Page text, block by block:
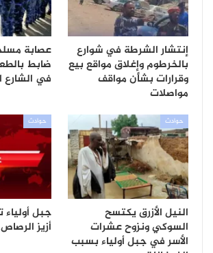
إنتشار الشرطة في شوارع
بالخرطوم وإغلاق مواقع بيع
وقرارات بشأن مواقف
مواصلات
عصابة
ضابط
في الشارع
حوادث
النيل الأزرق يكتسح
السوكي ونزوح عشرات
الأسر في جبل أولياء بسبب
حوادث
جبل
أزيز